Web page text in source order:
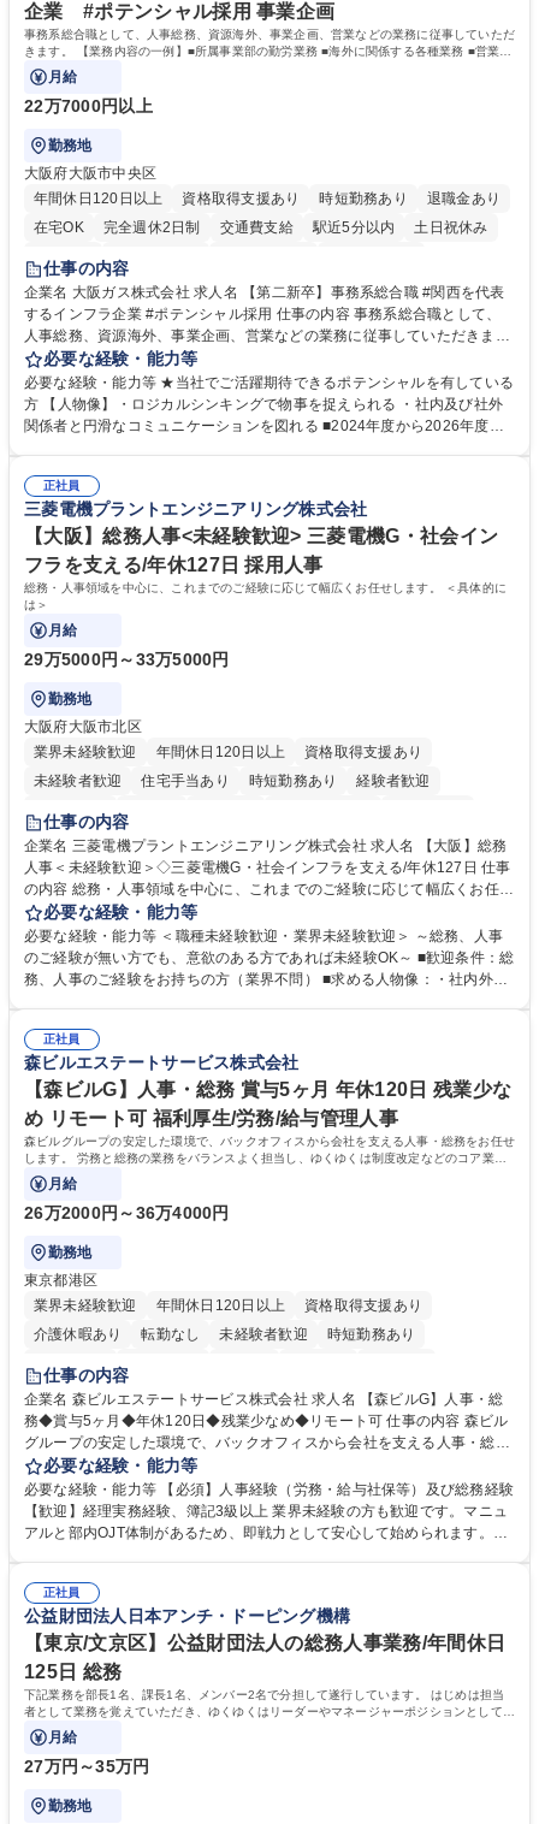
企業 #ポテンシャル採用 事業企画
事務系総合職として、人事総務、資源海外、事業企画、営業などの業務に従事していただ
きます。 【業務内容の一例】■所属事業部の勤労業務 ■海外に関係する各種業務 ■営業部
門の企画スタッフ、ルート営業
月給
22万7000円以上
勤務地
大阪府大阪市中央区
年間休日120日以上
資格取得支援あり 時短勤務あり
退職金あり
在宅OK
完全週休2日制 交通費支給 駅近5分以内
土日祝休み
服装自由
第二新卒歓迎
仕事の内容
企業名 大阪ガス株式会社 求人名 【第二新卒】事務系総合職 #関西を代表
するインフラ企業 #ポテンシャル採用 仕事の内容 事務系総合職として、
人事総務、資源海外、事業企画、営業などの業務に従事していただきま
す。 【業務内容の一例】■所属事業部の勤労業務 ■海外に関係する各種業
務 ■営業部門の企画スタッフ、ルート営業 【キャリアパス】入社後の配属
ポジションで一定期間ご活躍頂いた後、本人の適性及び将来のキャリアを
鑑みてジョブローテーションを行います。 【育成】OJTでの現場育成や研
表するインフラ企業 #ポテンシャル採用
必要な経験・能力等
必要な経験・能力等 ★当社でご活躍期待できるポテンシャルを有している
方 【人物像】・ロジカルシンキングで物事を捉えられる ・社内及び社外
関係者と円滑なコミュニケーションを図れる ■2024年度から2026年度ま
72.html ■エネルギーセキュリティの不安定化や気候変動による自然災害の
甚大化など、これまで以上に社会課題解決の重要性が高まっています。
「未来の日常」の創造に向けて持続可能な社会の実現に貢献してまいりま
す。 学歴・資格 学歴：大学院 大学 語学力： 資格：
正社員
三菱電機プラントエンジニアリング株式会社
【大阪】総務人事<未経験歓迎> 三菱電機G・社会イン
フラを支える/年休127日 採用人事
総務・人事領域を中心に、これまでのご経験に応じて幅広くお任せします。 ＜具体的に
は＞
月給
29万5000円～33万5000円
勤務地
大阪府大阪市北区
業界未経験歓迎
年間休日120日以上
資格取得支援あり
未経験者歓迎
住宅手当あり 時短勤務あり
経験者歓迎
退職金あり
駅近5分以内
土日祝休み 服装自由 寮・社宅あり 食事補助あり
仕事の内容
企業名 三菱電機プラントエンジニアリング株式会社 求人名 【大阪】総務
人事＜未経験歓迎＞◇三菱電機G・社会インフラを支える/年休127日 仕事
の内容 総務・人事領域を中心に、これまでのご経験に応じて幅広くお任せ
します。 ＜具体的には＞ ・総務/人事労務（給与・社保・勤怠管理など）
・採用・教育研修 ・福利厚生運用 など ※基本的には事務所勤務ですが、
採用や教育等の業務内容により、関西圏以外への日帰り・宿泊を伴う国内
出張もございます。 ※担当業務を持ちつつ、お互いに助け合いながら、総
必要な経験・能力等
必要な経験・能力等 ＜職種未経験歓迎・業界未経験歓迎＞ ～総務、人事
のご経験が無い方でも、意欲のある方であれば未経験OK～ ■歓迎条件：総
務、人事のご経験をお持ちの方（業界不問） ■求める人物像：・社内外の
正社員
森ビルエステートサービス株式会社
【森ビルG】人事・総務 賞与5ヶ月 年休120日 残業少な
め リモート可 福利厚生/労務/給与管理人事
森ビルグループの安定した環境で、バックオフィスから会社を支える人事・総務をお任せ
します。 労務と総務の業務をバランスよく担当し、ゆくゆくは制度改定などのコア業務
にも挑戦できる、やりがいある環境です。
月給
26万2000円～36万4000円
勤務地
東京都港区
業界未経験歓迎
年間休日120日以上
資格取得支援あり
介護休暇あり
転勤なし 未経験者歓迎
時短勤務あり
経験者歓迎
完全週休2日制
交通費支給 長期歓迎 駅近5分以内 土日祝休み
仕事の内容
企業名 森ビルエステートサービス株式会社 求人名 【森ビルG】人事・総
務◆賞与5ヶ月◆年休120日◆残業少なめ◆リモート可 仕事の内容 森ビル
グループの安定した環境で、バックオフィスから会社を支える人事・総務
をお任せします。 労務と総務の業務をバランスよく担当し、ゆくゆくは制
度改定などのコア業務にも挑戦できる、やりがいある環境です。 ■勤怠管
理、給与計算、社会保険手続き、年末調整等の労務管理全般 ■入退社手続
き、社内規定の改定や人事制度改定などのコア業務 ■社内イベントの企画
でも質問・相談できる環境が整っているため、安心して成長できます。 募
集職種 【森ビルG】人事・総務◆賞与5ヶ月◆年休120日◆残業少なめ◆
リモート可
必要な経験・能力等
必要な経験・能力等 【必須】人事経験（労務・給与社保等）及び総務経験
【歓迎】経理実務経験、簿記3級以上 業界未経験の方も歓迎です。マニュ
アルと部内OJT体制があるため、即戦力として安心して始められます。
務に挑戦できるため、自身の成長と組織への貢献度をダイレクトに実感で
きます。 残業少なめ、週1日リモート可など、ワークライフバランスを保
ち長期活躍できる環境です。 「これまでの幅広い経験を活かし、長期的な
キャリアを築きたい」という前向きな意欲と挑戦を全力で応援します。 学
歴・資格 学歴：大学院 大学 高専 短大 専修学校 高校 語学力： 資格：日商
簿記検定1級 日商簿記検定2級 日商簿記検定3級
正社員
公益財団法人日本アンチ・ドーピング機構
【東京/文京区】公益財団法人の総務人事業務/年間休日
125日 総務
下記業務を部長1名、課長1名、メンバー2名で分担して遂行しています。 はじめは担当
者として業務を覚えていただき、ゆくゆくはリーダーやマネージャーポジションとして活
躍いただくことを期待しています。
月給
27万円～35万円
勤務地